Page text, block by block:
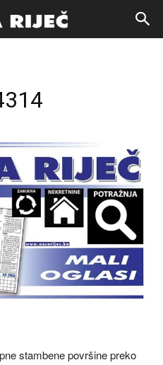
stambene površine preko